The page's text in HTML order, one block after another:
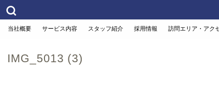
当社概要 サービス内容 スタッフ紹介 採用情報 訪問エリア・アク
IMG_5013 (3)